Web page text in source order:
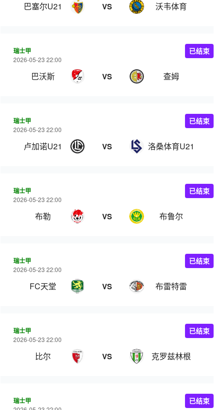
巴塞尔U21 VS 沃韦体育
瑞士甲
2026-05-23 22:00
巴沃斯 VS 查姆
已结束
瑞士甲
2026-05-23 22:00
卢加诺U21 VS 洛桑体育U21
已结束
瑞士甲
2026-05-23 22:00
布勒 VS 布鲁尔
已结束
瑞士甲
2026-05-23 22:00
FC天堂 VS 布雷特雷
已结束
瑞士甲
2026-05-23 22:00
比尔 VS 克罗兹林根
已结束
瑞士甲 已结束